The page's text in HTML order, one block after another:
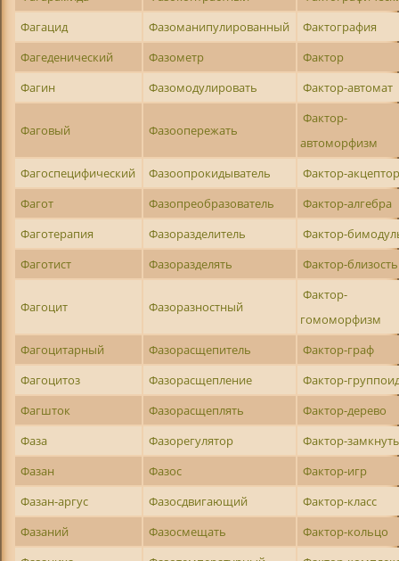
Фагацид
Фазоманипулированный
Фактография
Фагеденический
Фазометр
Фактор
Фагин
Фазомодулировать Фактор-автомат
Фаговый Фазоопережать
Фактор-
автоморфизм
Фагоспецифический
Фазоопрокидыватель
Фактор-
Фагот
Фазопреобразователь
Фактор-алгебра
Фаготерапия
Фазоразделитель
Фактор-
Фаготист
Фазоразделять Фактор-близость
Фагоцит Фазоразностный
Фактор-
гомоморфизм
Фагоцитарный
Фазорасщепитель
Фактор-граф
Фагоцитоз
Фазорасщепление
Фактор-
Фагшток
Фазорасщеплять
Фактор-дерево
Фаза
Фазорегулятор
Фактор-
Фазан
Фазос
Фактор-игр
Фазан-аргус
Фазосдвигающий
Фактор-класс
Фазаний
Фазосмещать
Фактор-кольцо